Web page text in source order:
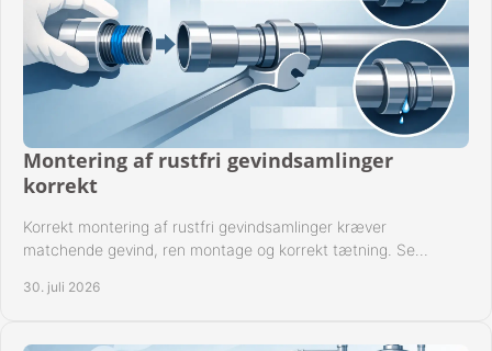
Montering af rustfri gevindsamlinger
korrekt
Korrekt montering af rustfri gevindsamlinger kræver
matchende gevind, ren montage og korrekt tætning. Se
30. juli 2026